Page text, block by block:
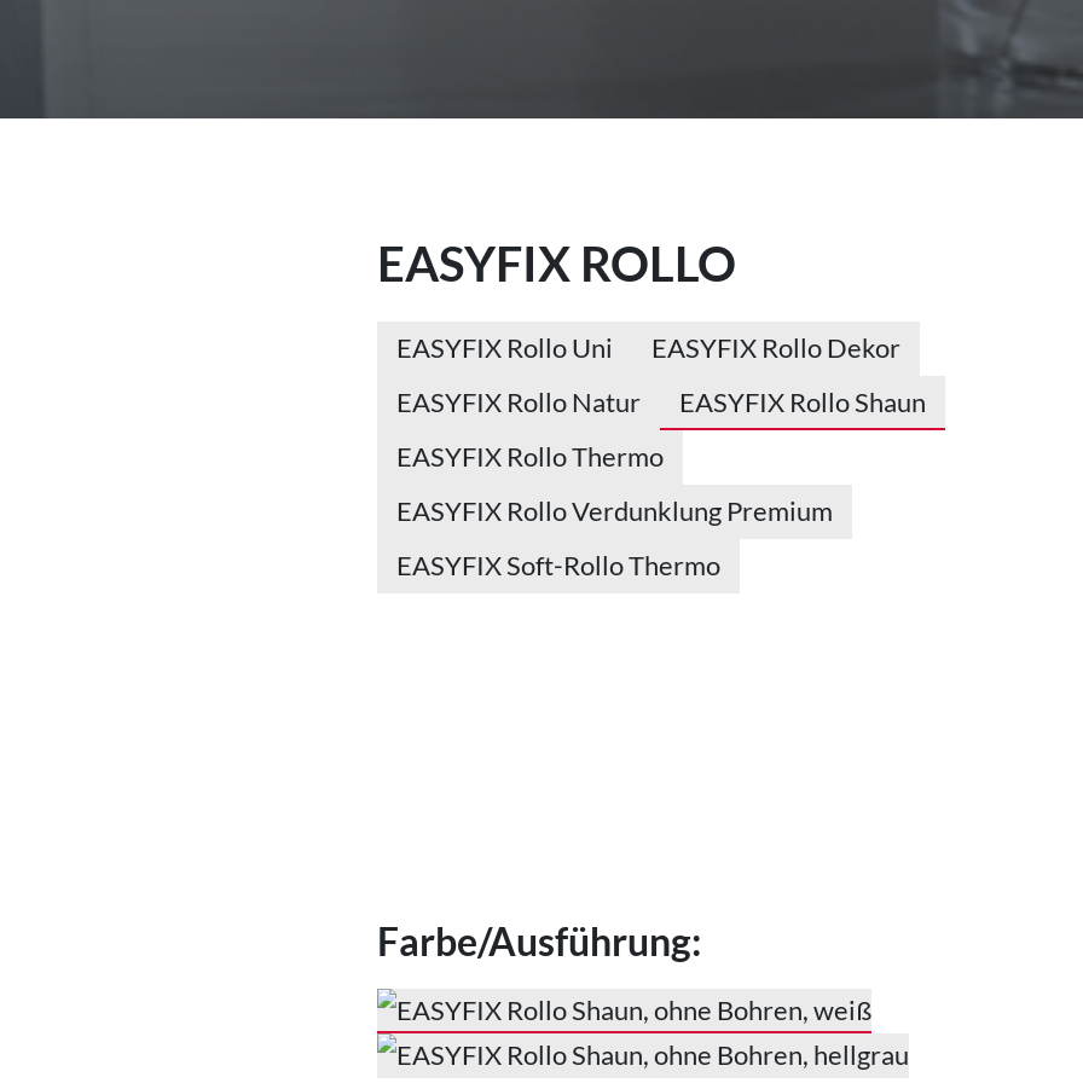
EASYFIX ROLLO
EASYFIX Rollo Uni
EASYFIX Rollo Dekor
EASYFIX Rollo Natur
EASYFIX Rollo Shaun
EASYFIX Rollo Thermo
EASYFIX Rollo Verdunklung Premium
EASYFIX Soft-Rollo Thermo
Farbe/Ausführung: